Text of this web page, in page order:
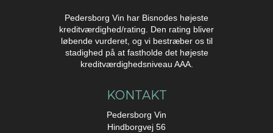
Pedersborg Vin har Bisnodes højeste
kreditværdighed/rating. Den rating bliver
løbende vurderet, og vi bestræber os til
stadighed på at fastholde det højeste
kreditværdighedsniveau AAA.
KONTAKT
Pedersborg Vin
Hindborgvej 56